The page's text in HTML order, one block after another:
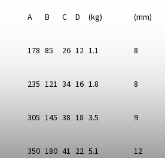
A​ B​ C​ D​ (kg)​ (mm)​
178​ 85​ 26​ 12​ 1.1​ 8​
235​ 121​ 34​ 16​ 1.8​ 8​
305​ 145​ 38​ 18​ 3.5​ 9​
350​ 180​ 41​ 22​ 5.1​ 12​